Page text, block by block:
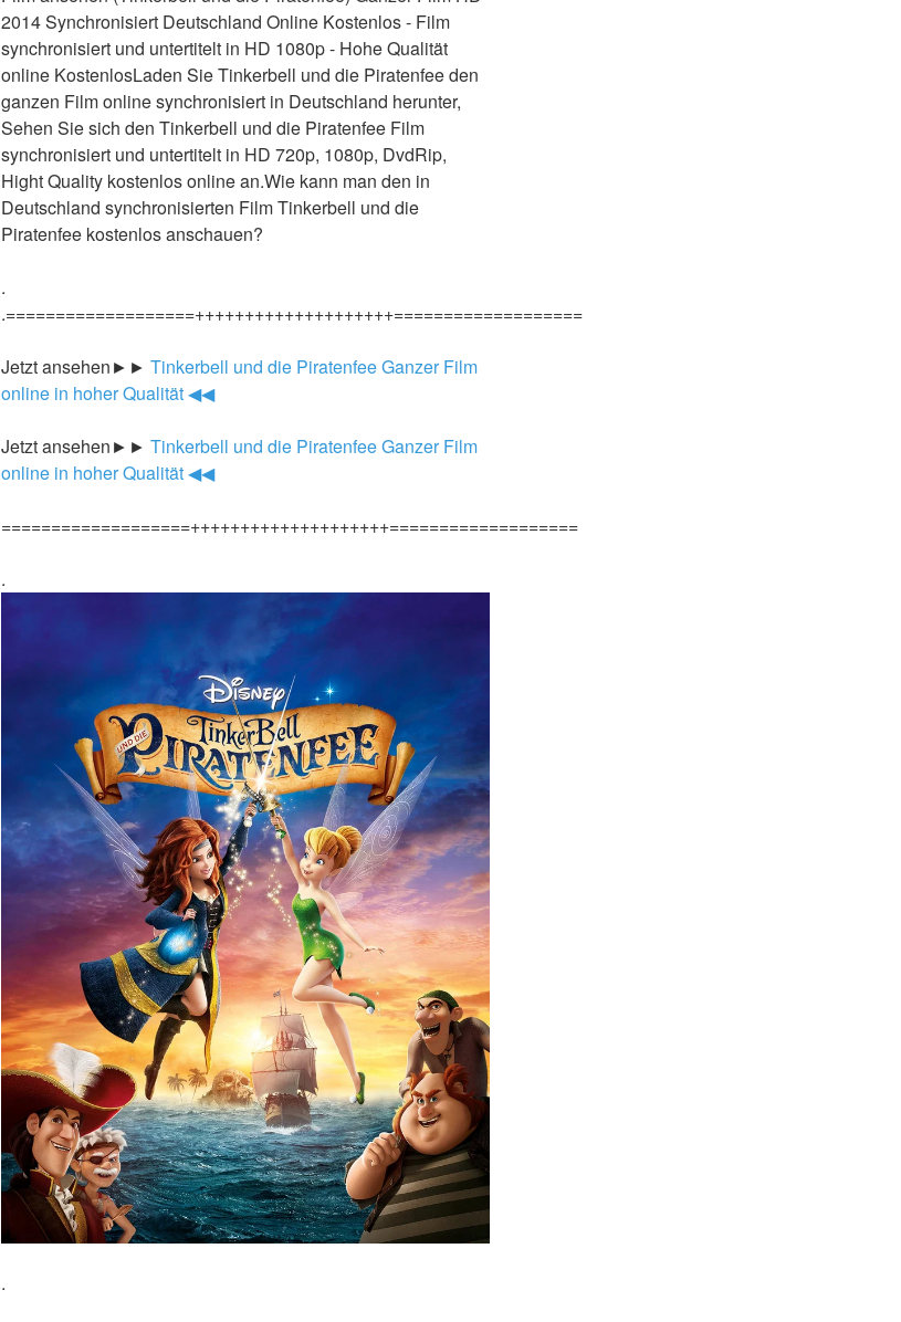
2014 Synchronisiert Deutschland Online Kostenlos - Film
synchronisiert und untertitelt in HD 1080p - Hohe Qualität
online KostenlosLaden Sie Tinkerbell und die Piratenfee den
ganzen Film online synchronisiert in Deutschland herunter,
Sehen Sie sich den Tinkerbell und die Piratenfee Film
synchronisiert und untertitelt in HD 720p, 1080p, DvdRip,
Hight Quality kostenlos online an.Wie kann man den in
Deutschland synchronisierten Film Tinkerbell und die
Piratenfee kostenlos anschauen?
.
.===================++++++++++++++++++++===================
Jetzt ansehen►► Tinkerbell und die Piratenfee Ganzer Film
online in hoher Qualität ◀◀
Jetzt ansehen►► Tinkerbell und die Piratenfee Ganzer Film
online in hoher Qualität ◀◀
===================++++++++++++++++++++===================
.
.